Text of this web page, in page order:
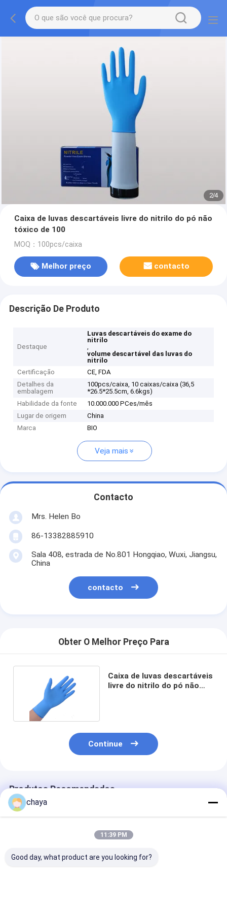
2/4
Caixa de luvas descartáveis livre do nitrilo do pó não
tóxico de 100
MOQ：100pcs/caixa
Melhor preço contacto
Descrição De Produto
Destaque
Luvas descartáveis do exame do
nitrilo
,
volume descartável das luvas do
nitrilo
Certificação
CE, FDA
Detalhes da
embalagem
100pcs/caixa, 10 caixas/caixa (36,5
*26.5*25.5cm, 6.6kgs)
Habilidade da fonte
10.000.000 PCes/mês
Lugar de origem
China
Marca
BIO
Veja mais
Contacto
Mrs. Helen Bo
86-13382885910
Sala 408, estrada de No.801 Hongqiao, Wuxi, Jiangsu,
China
contacto
Obter O Melhor Preço Para
Caixa de luvas descartáveis
livre do nitrilo do pó não
Continue
Produtos Recomendados
chaya
11:39 PM
Good day, what product are you looking for?